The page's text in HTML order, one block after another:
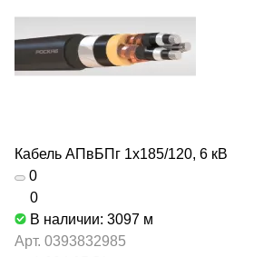
Кабель АПвБПг 1х185/120, 6 кВ
0
0
В наличии: 3097 м
Арт. 0393832985